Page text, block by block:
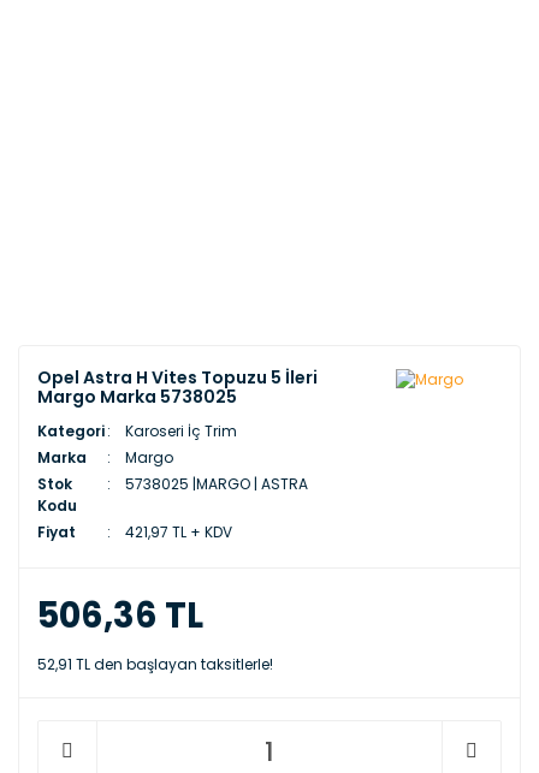
Opel Astra H Vites Topuzu 5 İleri
Margo Marka 5738025
Kategori
Karoseri İç Trim
Marka
Margo
Stok
Kodu
5738025 |MARGO | ASTRA
Fiyat 421,97 TL + KDV
506,36 TL
52,91 TL den başlayan taksitlerle!